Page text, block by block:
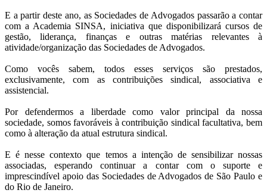
E a partir deste ano, as Sociedades de Advogados passarão a contar
com a Academia SINSA, iniciativa que disponibilizará cursos de
gestão, liderança, finanças e outras matérias relevantes à
atividade/organização das Sociedades de Advogados.
Como vocês sabem, todos esses serviços são prestados,
exclusivamente, com as contribuições sindical, associativa e
assistencial.
Por defendermos a liberdade como valor principal da nossa
sociedade, somos favoráveis à contribuição sindical facultativa, bem
como à alteração da atual estrutura sindical.
E é nesse contexto que temos a intenção de sensibilizar nossas
associadas, esperando continuar a contar com o suporte e
imprescindível apoio das Sociedades de Advogados de São Paulo e
do Rio de Janeiro.